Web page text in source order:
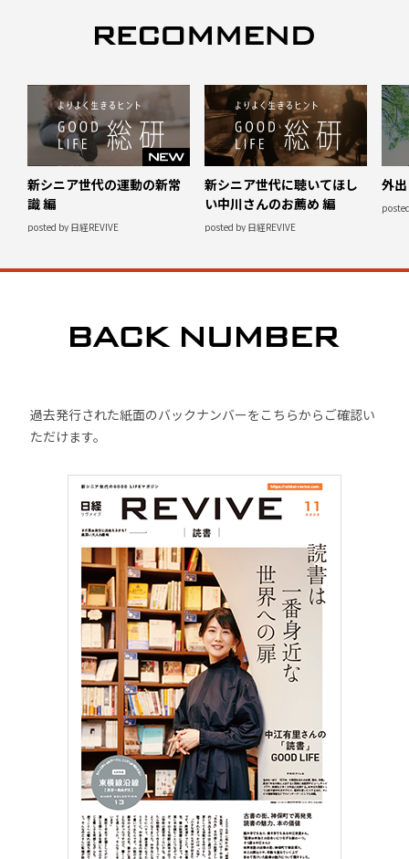
新シニア世代の運動の新常
識 編
posted by 日経REVIVE
新シニア世代に聴いてほし
い中川さんのお薦め 編
posted by 日経REVIVE
外
過去発行された紙面のバックナンバーをこちらからご確認い
ただけます。